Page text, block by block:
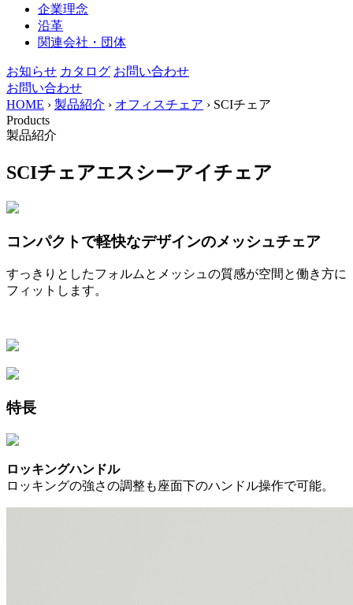
企業理念
沿革
関連会社・団体
お知らせ カタログ お問い合わせ
お問い合わせ
HOME › 製品紹介 › オフィスチェア › SCIチェア
Products
製品紹介
SCIチェアエスシーアイチェア
コンパクトで軽快なデザインのメッシュチェア
すっきりとしたフォルムとメッシュの質感が空間と働き方に
フィットします。
特長
ロッキングハンドル
ロッキングの強さの調整も座面下のハンドル操作で可能。